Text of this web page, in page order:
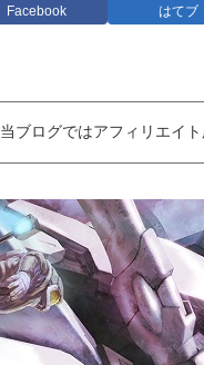
Facebook はてブ
当ブログではアフィリエイ